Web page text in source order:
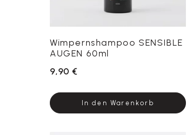
Wimpernshampoo SENSIBLE
AUGEN 60ml
9,90 €
In den Warenkorb